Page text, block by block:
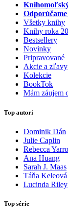
Všetky knihy
Knihy roka
Bestsellery
Novinky
Pripravované
Akcie a zľavy
Kolekcie
BookTok
Mám záujem
Top autori
Dominik Dán
Julie Caplin
Rebecca
Ana Huang
Sarah J. Maas
Táňa
Lucinda Riley
Top série